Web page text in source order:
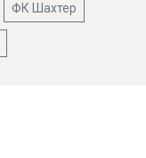
ФК Шахтер